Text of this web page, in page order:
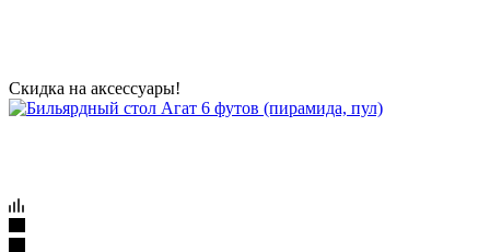
Скидка на аксессуары!